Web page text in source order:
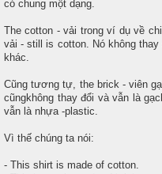
có chung một dạng.
The cotton - vải trong ví dụ về
vải - still is cotton. Nó không
khác.
Cũng tương tự, the brick - viên
cũngkhông thay đổi và vẫn là
vẫn là nhựa -plastic.
Vì thế chúng ta nói:
- This shirt is made of cotton.